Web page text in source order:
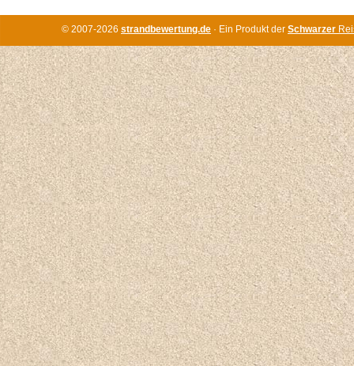
© 2007-2026 strandbewertung.de · Ein Produkt der Schwarzer